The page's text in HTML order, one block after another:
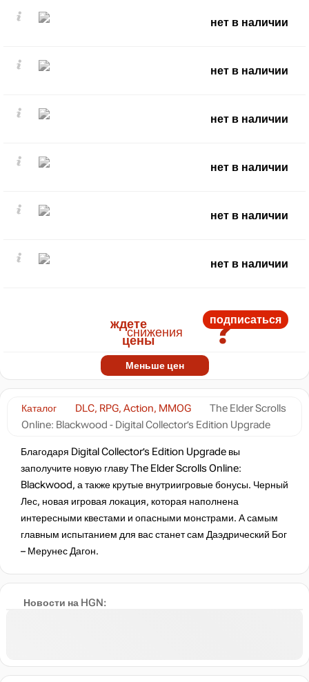
Новости на HGN:
Каталог DLC, RPG, Action, MMOG
The Elder Scrolls
Online: Blackwood - Digital Collector’s Edition Upgrade
Благодаря Digital Collector’s Edition Upgrade вы
заполучите новую главу The Elder Scrolls Online:
Blackwood, а также крутые внутриигровые бонусы. Черный
Лес, новая игровая локация, которая наполнена
интересными квестами и опасными монстрами. А самым
главным испытанием для вас станет сам Даэдрический Бог
– Мерунес Дагон.
нет в наличии
нет в наличии
нет в наличии
нет в наличии
нет в наличии
нет в наличии
?
ждете
снижения
цены
подписаться
Меньше цен